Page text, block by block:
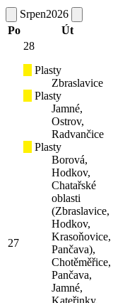
Srpen2026
Po
Út
27
28
Plasty
Zbraslavice
Plasty
Jamné,
Ostrov,
Radvančice
Plasty
Borová,
Hodkov,
Chatařské
oblasti
(Zbraslavice,
Hodkov,
Krasoňovice,
Pančava),
Chotěměřice,
Pančava,
Jamné,
Kateřinky,